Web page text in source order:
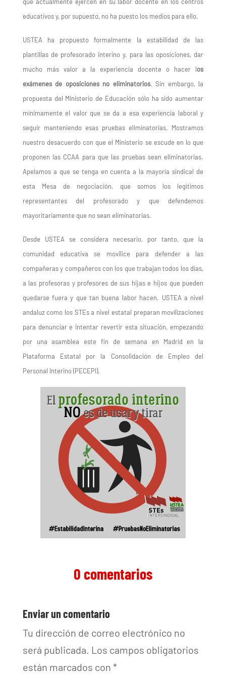
educativos y, por supuesto, no ha puesto los medios para ello.
USTEA ha propuesto formalmente la estabilidad de las
plantillas de profesorado interino y, para las oposiciones, dar
mucho más valor a la experiencia docente o hacer los
exámenes de oposiciones no eliminatorios. Sin embargo, la
propuesta del Ministerio de Educación sólo ha sido aumentar
mínimamente el valor que se da a esa experiencia laboral y
seguir manteniendo esas pruebas eliminatorias. Mostramos
nuestro desacuerdo con que el Ministerio se escude en lo que
proponen las CCAA para que las pruebas sean eliminatorias.
Apelamos a que se tenga en cuenta a la mayoría sindical de
esta Mesa de negociación, que somos los legítimos
representantes del profesorado y que defendemos
mayoritariamente que no sean eliminatorias.
Desde USTEA se considera necesario, por tanto, que la
comunidad educativa se movilice para defender a las
compañeras y compañeros con los que trabajan todos los días,
a las profesoras y profesores de sus hijas e hijos que pueden
quedarse fuera y que tan buena labor hacen. USTEA a nivel
andaluz como los STEs a nivel estatal preparan movilizaciones
para denunciar e intentar revertir esta situación, empezando
por una asamblea este fin de semana en Madrid en la
Plataforma Estatal por la Consolidación de Empleo del
Personal Interino(PECEPI).
0 comentarios
Enviar un comentario
Tu dirección de correo electrónico no
será publicada. Los campos obligatorios
están marcados con *